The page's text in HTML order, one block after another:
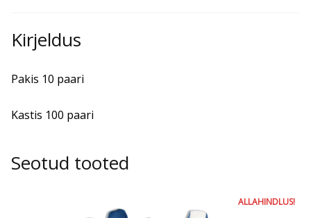
Kirjeldus
Pakis 10 paari
Kastis 100 paari
Seotud tooted
ALLAHINDLUS!